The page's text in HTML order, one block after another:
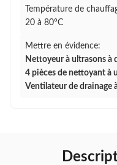
Température de
20 à 80°C
Mettre en évidence:
Nettoyeur à ultrasons à
4 pièces de nettoyant à
Ventilateur de drainage